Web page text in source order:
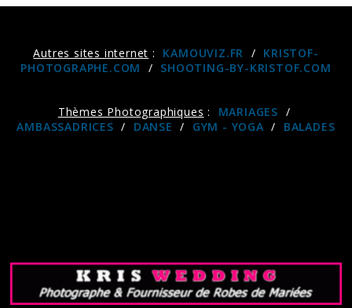
Autres sites internet : KAMOUVIZ.FR / KRISTOF-
PHOTOGRAPHE.COM
/ SHOOTING-BY-KRISTOF.COM
Thèmes Photographiques : MARIAGES /
AMBASSADRICES / DANSE / GYM - YOGA / BALADES